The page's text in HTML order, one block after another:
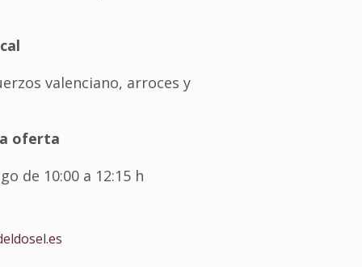
valenciano, arroces y
oferta
de 10:00 a 12:15 h